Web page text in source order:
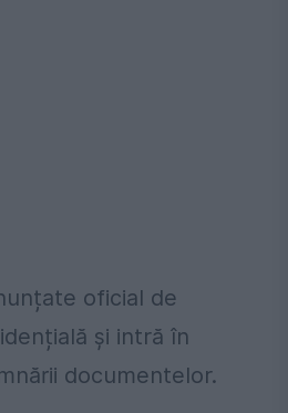
oficial de
și intră în
documentelor.